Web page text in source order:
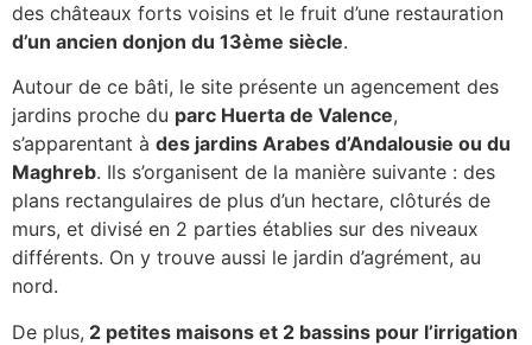
des châteaux forts voisins et le fruit d’une restauration
d’un ancien donjon du 13ème siècle.
Autour de ce bâti, le site présente un agencement des
jardins proche du parc Huerta de Valence,
s’apparentant à des jardins Arabes d’Andalousie ou du
Maghreb. Ils s’organisent de la manière suivante : des
plans rectangulaires de plus d’un hectare, clôturés de
murs, et divisé en 2 parties établies sur des niveaux
différents. On y trouve aussi le jardin d’agrément, au
nord.
De plus, 2 petites maisons et 2 bassins pour l’irrigation